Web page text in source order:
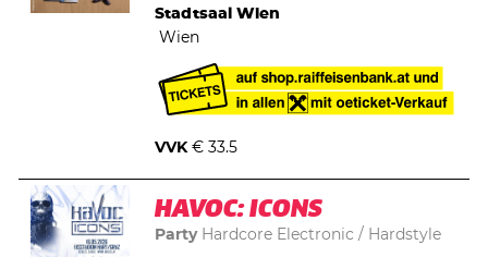
Stadtsaal Wien
Wien
VVK€ 33.5
HAVOC: ICONS
Party Hardcore Electronic Hardstyle